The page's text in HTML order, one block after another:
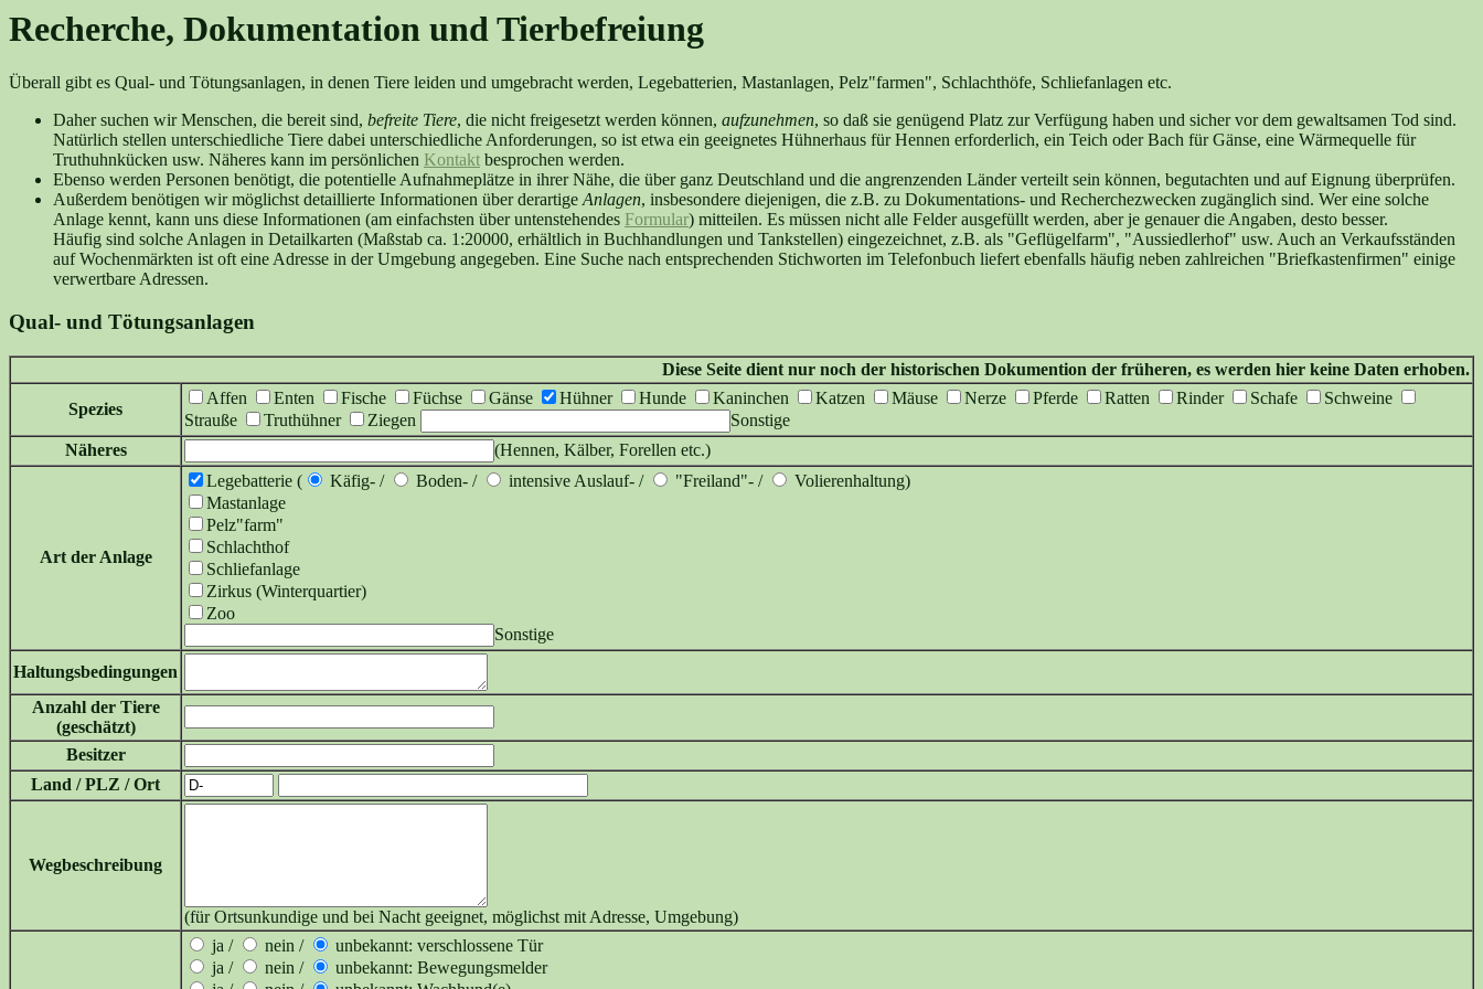
Recherche, Dokumentation und Tierbefreiung
Überall gibt es Qual- und Tötungsanlagen, in denen Tiere leiden und umgebracht werden, Legebatterien, Mastanlagen, Pelz"farmen", Schlachthöfe, Schliefanlagen etc.
Daher suchen wir Menschen, die bereit sind, befreite Tiere, die nicht freigesetzt werden können, aufzunehmen, so daß sie genügend Platz zur Verfügung haben und sicher vor dem gewaltsamen Tod sind.
Natürlich stellen unterschiedliche Tiere dabei unterschiedliche Anforderungen, so ist etwa ein geeignetes Hühnerhaus für Hennen erforderlich, ein Teich oder Bach für Gänse, eine Wärmequelle für
Truthuhnkücken usw. Näheres kann im persönlichen Kontakt besprochen werden.
Ebenso werden Personen benötigt, die potentielle Aufnahmeplätze in ihrer Nähe, die über ganz Deutschland und die angrenzenden Länder verteilt sein können, begutachten und auf Eignung überprüfen.
Außerdem benötigen wir möglichst detaillierte Informationen über derartigeAnlagen, insbesondere diejenigen, die z.B. zu Dokumentations- und Recherchezwecken zugänglich sind. Wer eine solche
Anlage kennt, kann uns diese Informationen (am einfachsten über untenstehendes Formular) mitteilen. Es müssen nicht alle Felder ausgefüllt werden, aber je genauer die Angaben, desto besser.
Häufig sind solche Anlagen in Detailkarten (Maßstab ca. 1:20000, erhältlich in Buchhandlungen und Tankstellen) eingezeichnet, z.B. als "Geflügelfarm", "Aussiedlerhof" usw. Auch an Verkaufsständen
auf Wochenmärkten ist oft eine Adresse in der Umgebung angegeben. Eine Suche nach entsprechenden Stichworten im Telefonbuch liefert ebenfalls häufig neben zahlreichen "Briefkastenfirmen" einige
verwertbare Adressen.
Qual- und Tötungsanlagen
Diese Seite dient nur noch der historischen Dokumention der früheren, es werden hier keine Daten erhoben.
Spezies
Affen Enten Fische Füchse Gänse Hühner Hunde Kaninchen Katzen Mäuse Nerze Pferde Ratten Rinder Schafe
Schweine
Strauße
Truthühner Ziegen
Sonstige
Näheres
(Hennen, Kälber, Forellen etc.)
Art der Anlage
Legebatterie ( Käfig- / Boden- / intensive Auslauf- / "Freiland"- /
Volierenhaltung)
Mastanlage
Pelz"farm"
Schlachthof
Schliefanlage
Zirkus (Winterquartier)
Zoo
Sonstige
Haltungsbedingungen
Anzahl der Tiere
(geschätzt)
Besitzer
Land / PLZ / Ort
Wegbeschreibung
(für Ortsunkundige und bei Nacht geeignet, möglichst mit Adresse, Umgebung)
ja /
nein /
unbekannt: verschlossene Tür
ja /
nein /
unbekannt: Bewegungsmelder